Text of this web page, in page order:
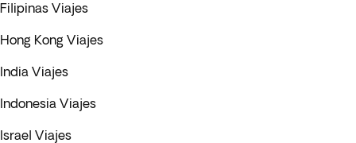
Filipinas Viajes
Hong Kong Viajes
India Viajes
Indonesia Viajes
Israel Viajes